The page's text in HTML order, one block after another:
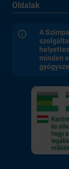
Oldalak
A
minden